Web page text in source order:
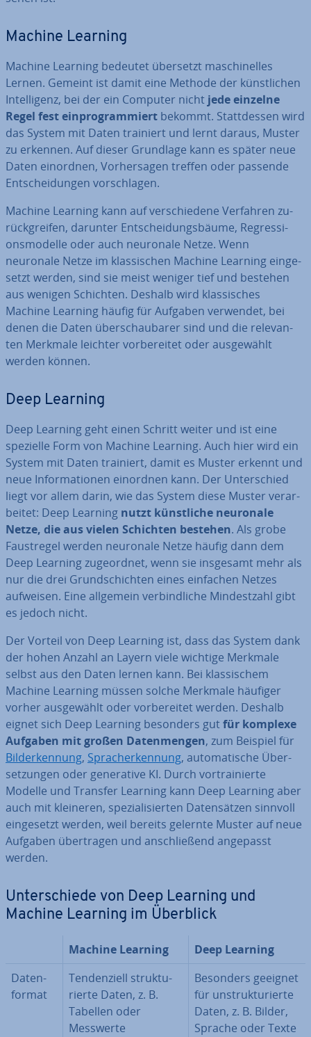
Machine Learning
Machine Learning bedeutet übersetzt ma­schi­nel­les
Lernen. Gemeint ist damit eine Methode der künst­li­chen
In­tel­li­genz, bei der ein Computer nicht jede einzelne
Regel fest ein­pro­gram­miert bekommt. Statt­des­sen wird
das System mit Daten trainiert und lernt daraus, Muster
zu erkennen. Auf dieser Grundlage kann es später neue
Daten einordnen, Vor­her­sa­gen treffen oder passende
Ent­schei­dun­gen vor­schla­gen.
Machine Learning kann auf ver­schie­de­ne Verfahren zu­
rück­grei­fen, darunter Ent­schei­dungs­bäu­me, Re­gres­si­
ons­mo­del­le oder auch neuronale Netze. Wenn
neuronale Netze im klas­si­schen Machine Learning ein­ge­
setzt werden, sind sie meist weniger tief und bestehen
aus wenigen Schichten. Deshalb wird klas­si­sches
Machine Learning häufig für Aufgaben verwendet, bei
denen die Daten über­schau­ba­rer sind und die re­le­van­
ten Merkmale leichter vor­be­rei­tet oder aus­ge­wählt
werden können.
Deep Learning
Deep Learning geht einen Schritt weiter und ist eine
spezielle Form von Machine Learning. Auch hier wird ein
System mit Daten trainiert, damit es Muster erkennt und
neue In­for­ma­tio­nen einordnen kann. Der Un­ter­schied
liegt vor allem darin, wie das System diese Muster ver­ar­
bei­tet: Deep Learning nutzt künst­li­che neuronale
Netze, die aus vielen Schichten bestehen. Als grobe
Faust­re­gel werden neuronale Netze häufig dann dem
Deep Learning zu­ge­ord­net, wenn sie insgesamt mehr als
nur die drei Grund­schich­ten eines einfachen Netzes
aufweisen. Eine allgemein ver­bind­li­che Min­dest­zahl gibt
es jedoch nicht.
Der Vorteil von Deep Learning ist, dass das System dank
der hohen Anzahl an Layern viele wichtige Merkmale
selbst aus den Daten lernen kann. Bei klas­si­schem
Machine Learning müssen solche Merkmale häufiger
vorher aus­ge­wählt oder vor­be­rei­tet werden. Deshalb
eignet sich Deep Learning besonders gutfür komplexe
Aufgaben mit großen Da­ten­men­gen, zum Beispiel für
Bil­der­ken­nung, Sprach­er­ken­nung, au­to­ma­ti­sche Über­
set­zun­gen oder ge­ne­ra­ti­ve KI. Durch vor­trai­nier­te
Modelle und Transfer Learning kann Deep Learning aber
auch mit kleineren, spe­zia­li­sier­ten Da­ten­sät­zen sinnvoll
ein­ge­setzt werden, weil bereits gelernte Muster auf neue
Aufgaben über­tra­gen und an­schlie­ßend angepasst
werden.
Un­ter­schie­de von Deep Learning und
Machine Learning im Überblick
Machine Learning
Deep Learning
Da­ten­
for­mat
Ten­den­zi­ell struk­tu­
rier­te Daten, z. B.
Tabellen oder
Messwerte
Besonders geeignet
für un­struk­tu­rier­te
Daten, z. B. Bilder,
Sprache oder Texte